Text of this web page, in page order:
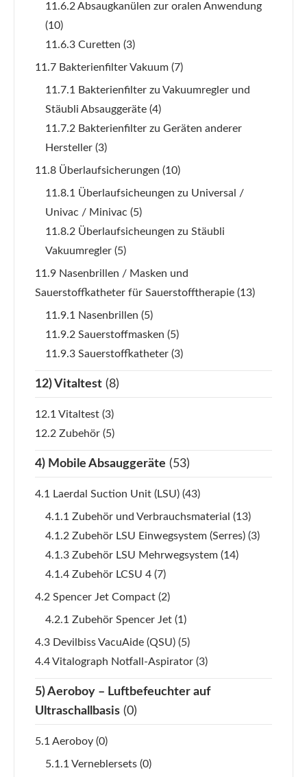
11.6.2 Absaugkanülen zur oralen Anwendung
(10)
11.6.3 Curetten (3)
11.7 Bakterienfilter Vakuum (7)
11.7.1 Bakterienfilter zu Vakuumregler und
Stäubli Absauggeräte (4)
11.7.2 Bakterienfilter zu Geräten anderer
Hersteller (3)
11.8 Überlaufsicherungen (10)
11.8.1 Überlaufsicheungen zu Universal /
Univac / Minivac (5)
11.8.2 Überlaufsicheungen zu Stäubli
Vakuumregler (5)
11.9 Nasenbrillen / Masken und
Sauerstoffkatheter für Sauerstofftherapie (13)
11.9.1 Nasenbrillen (5)
11.9.2 Sauerstoffmasken (5)
11.9.3 Sauerstoffkatheter (3)
12) Vitaltest (8)
12.1 Vitaltest (3)
12.2 Zubehör (5)
4) Mobile Absauggeräte (53)
4.1 Laerdal Suction Unit (LSU) (43)
4.1.1 Zubehör und Verbrauchsmaterial (13)
4.1.2 Zubehör LSU Einwegsystem (Serres) (3)
4.1.3 Zubehör LSU Mehrwegsystem (14)
4.1.4 Zubehör LCSU 4 (7)
4.2 Spencer Jet Compact (2)
4.2.1 Zubehör Spencer Jet (1)
4.3 Devilbiss VacuAide (QSU) (5)
4.4 Vitalograph Notfall-Aspirator (3)
5) Aeroboy – Luftbefeuchter auf
Ultraschallbasis (0)
5.1 Aeroboy (0)
5.1.1 Verneblersets (0)